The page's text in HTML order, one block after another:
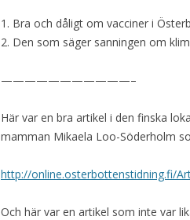
1. Bra och dåligt om vacciner i
2. Den som säger sanningen om
———————————–
Här var en bra artikel i den finska
mamman Mikaela Loo-Söderholm
http://online.osterbottenstidning.fi/
Och här var en artikel som inte var